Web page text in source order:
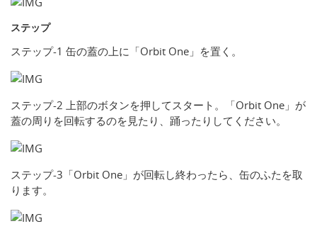
ステップ
ステップ-1 缶の蓋の上に「Orbit One」を置く。
ステップ-2 上部のボタンを押してスタート。「Orbit One」が
蓋の周りを回転するのを見たり、踊ったりしてください。
ステップ-3「Orbit One」が回転し終わったら、缶のふたを取
ります。